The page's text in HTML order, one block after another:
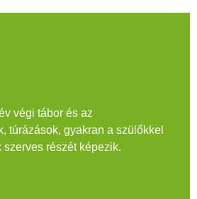
végi tábor és az
túrázások, gyakran a szülőkkel
szerves részét képezik.